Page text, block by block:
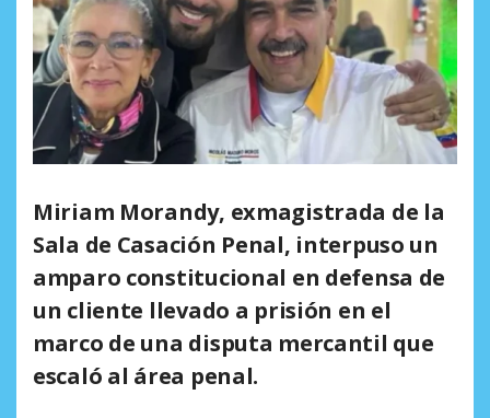
Miriam Morandy, exmagistrada de la
Sala de Casación Penal, interpuso un
amparo constitucional en defensa de
un cliente llevado a prisión en el
marco de una disputa mercantil que
escaló al área penal.